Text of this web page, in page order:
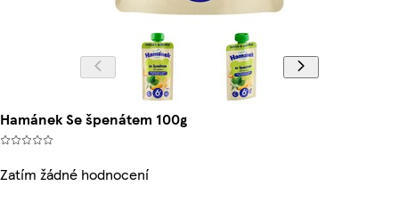
Hamánek Se špenátem 100g
Zatím žádné hodnocení